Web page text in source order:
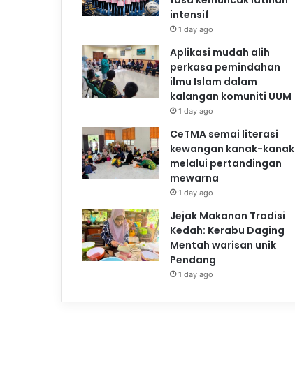
intensif
1 day ago
Aplikasi mudah alih
perkasa pemindahan
ilmu Islam dalam
kalangan komuniti UUM
1 day ago
CeTMA semai literasi
kewangan kanak-kanak
melalui pertandingan
mewarna
1 day ago
Jejak Makanan Tradisi
Kedah: Kerabu Daging
Mentah warisan unik
Pendang
1 day ago